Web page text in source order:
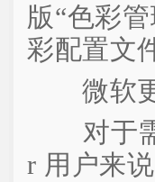
版“色彩
彩配置文
微软更
对于需
r 用户来